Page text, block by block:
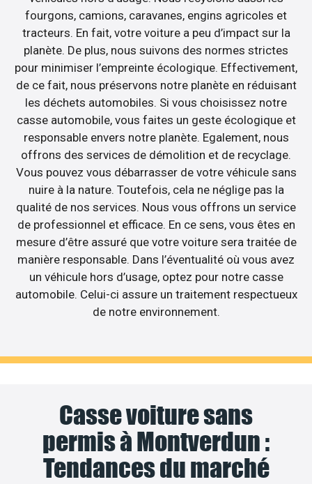
fourgons, camions, caravanes, engins agricoles et
tracteurs. En fait, votre voiture a peu d’impact sur la
planète. De plus, nous suivons des normes strictes
pour minimiser l’empreinte écologique. Effectivement,
de ce fait, nous préservons notre planète en réduisant
les déchets automobiles. Si vous choisissez notre
casse automobile, vous faites un geste écologique et
responsable envers notre planète. Egalement, nous
offrons des services de démolition et de recyclage.
Vous pouvez vous débarrasser de votre véhicule sans
nuire à la nature. Toutefois, cela ne néglige pas la
qualité de nos services. Nous vous offrons un service
de professionnel et efficace. En ce sens, vous êtes en
mesure d’être assuré que votre voiture sera traitée de
manière responsable. Dans l’éventualité où vous avez
un véhicule hors d’usage, optez pour notre casse
automobile. Celui-ci assure un traitement respectueux
de notre environnement.
Casse voiture sans
permis à Montverdun :
Tendances du marché